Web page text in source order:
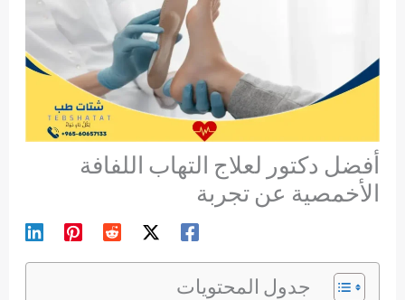
أفضل دكتور لعلاج التهاب اللفافة
الأخمصية عن تجربة
جدول المحتويات